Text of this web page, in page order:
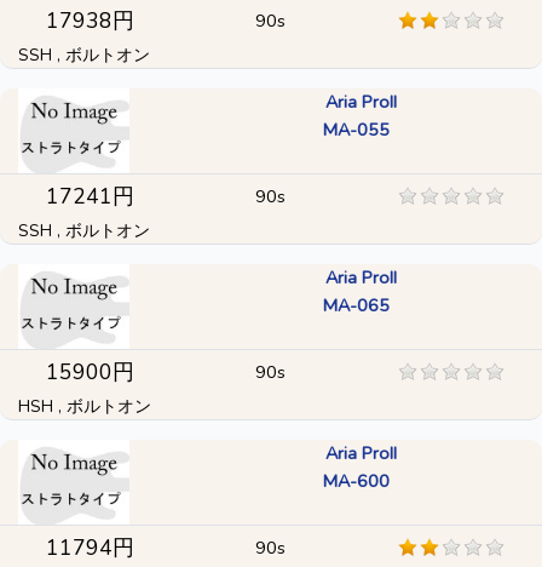
17938円 90s
SSH , ボルトオン
Aria ProII
MA-055
17241円 90s
SSH , ボルトオン
Aria ProII
MA-065
15900円 90s
HSH , ボルトオン
Aria ProII
MA-600
11794円 90s